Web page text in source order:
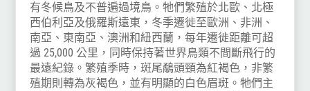
有冬候鳥及不普遍過境鳥。牠們繁殖於北歐、北極
西伯利亞及俄羅斯遠東，冬季遷徙至歐洲、非洲、
南亞、東南亞、澳洲和紐西蘭，每年遷徙距離可超
過 25,000 公里，同時保持著世界鳥類不間斷飛行的
最遠紀錄。繁殖季時，斑尾鷸頭頸為紅褐色，非繁
殖期則轉為灰褐色，並有明顯的白色眉斑。牠們主